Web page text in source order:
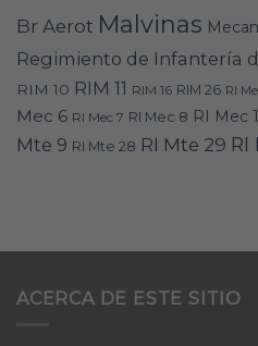
Br Aerot Malvinas
Regimiento de Infantería
RIM 10 RIM 11 RIM 16 RIM 26 RI
Mec 6 RI Mec 7 RI Mec 8 RI Mec
Mte 9 RI Mte 28 RI Mte 29 RI
ACERCA DE ESTE SITIO